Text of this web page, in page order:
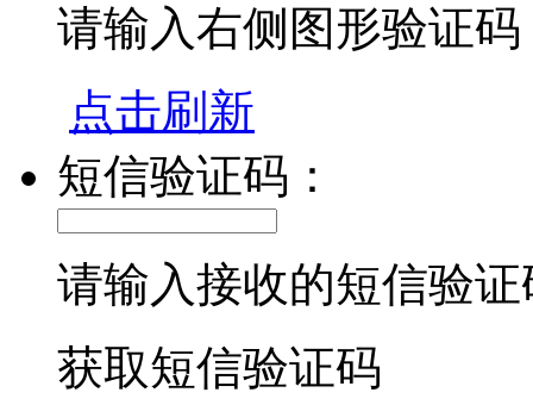
请输入右侧图形验证码
点击刷新
短信验证码：
请输入接收的短信验证
获取短信验证码